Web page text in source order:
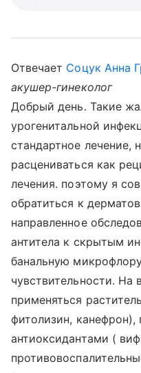
Отвечает Соцук Анна
акушер-гинеколог
Добрый день. Такие
урогенитальной
стандартное лечение,
расцениваться как
лечения. поэтому я
обратиться к
направленное
антитела к скрытым
банальную
чувствительности. На
применяться
фитолизин, канефрон),
антиоксидантами (